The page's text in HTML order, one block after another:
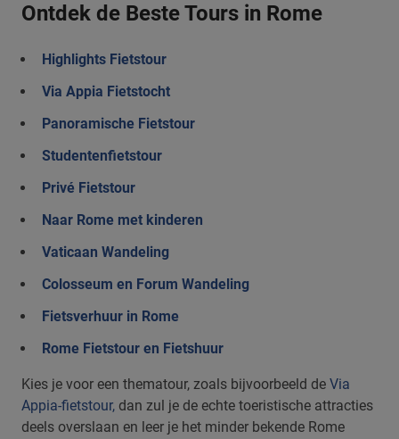
Ontdek de Beste Tours in Rome
Highlights Fietstour
Via Appia Fietstocht
Panoramische Fietstour
Studentenfietstour
Privé Fietstour
Naar Rome met kinderen
Vaticaan Wandeling
Colosseum en Forum Wandeling
Fietsverhuur in Rome
Rome Fietstour en Fietshuur
Kies je voor een thematour, zoals bijvoorbeeld de Via
Appia-fietstour, dan zul je de echte toeristische attracties
deels overslaan en leer je het minder bekende Rome